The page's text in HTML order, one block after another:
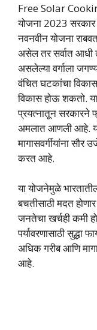
Free Solar
योजना 2023 सरकार
नवनवीन योजना
असेल तर सर्वात आधी
असलेल्या वर्गाला
वंचित घटकांचा
विकास होऊ शकतो.
प्रयत्नातून सरकारने
अमलात आणली आहे.
मागासवर्गीयांना सौर
करत आहे.
या योजनेमुळे
बचतीसाठी मदत
जनतेचा खर्चही कमी
पर्यावरणासाठी
अधिक गरीब आणि
आहे.